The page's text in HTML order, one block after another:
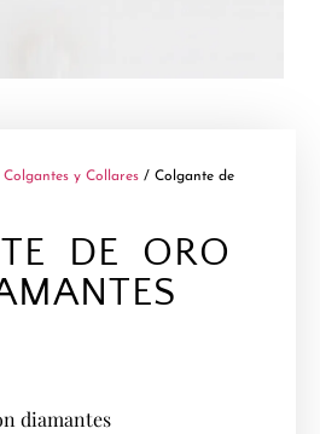
Colgantes y Collares / Colgante de
DE ORO
diamantes